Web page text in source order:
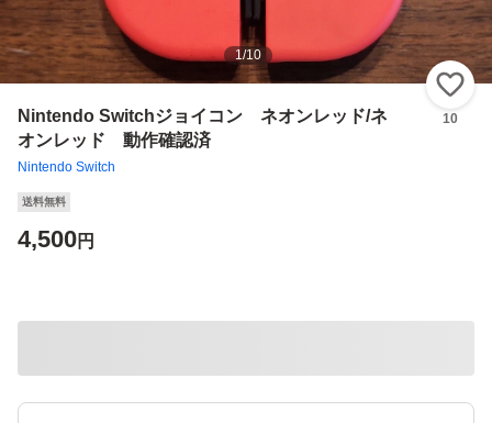
1/10
Nintendo Switchジョイコン ネオンレッド/ネ
オンレッド 動作確認済
Nintendo Switch
10
送料無料
4,500円